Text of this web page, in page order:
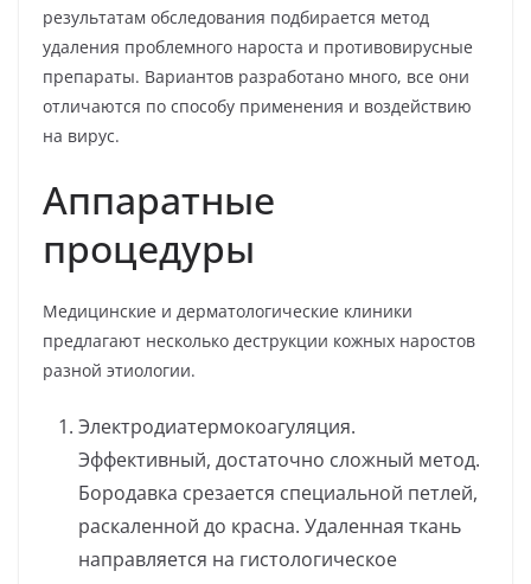
результатам обследования подбирается метод
удаления проблемного нароста и противовирусные
препараты. Вариантов разработано много, все они
отличаются по способу применения и воздействию
на вирус.
Аппаратные
процедуры
Медицинские и дерматологические клиники
предлагают несколько деструкции кожных наростов
разной этиологии.
Электродиатермокоагуляция.
Эффективный, достаточно сложный метод.
Бородавка срезается специальной петлей,
раскаленной до красна. Удаленная ткань
направляется на гистологическое